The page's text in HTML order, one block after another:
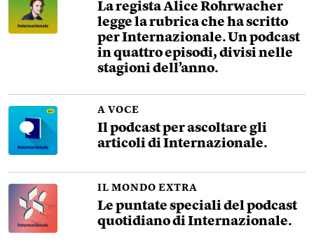
La regista Alice Rohrwacher
legge la rubrica che ha scritto
per Internazionale. Un podcast
in quattro episodi, divisi nelle
stagioni dell’anno.
A VOCE
Il podcast per ascoltare gli
articoli di Internazionale.
IL MONDO EXTRA
Le puntate speciali del podcast
quotidiano di Internazionale.